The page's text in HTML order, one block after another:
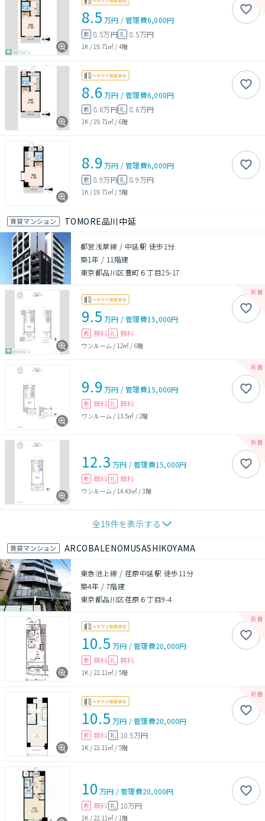
8.5 万円 /管理費6,000円
敷 8.5万円礼 8.5万円
1K /19.71㎡ / 4階
8.6 万円 /管理費6,000円
敷 8.6万円礼 8.6万円
1K /19.71㎡ / 6階
8.9 万円 /管理費6,000円
敷 8.9万円礼 8.9万円
1K / 19.71㎡ / 5階
賃貸マンション TOMORE品川中延
都営浅草線 / 中延駅 徒歩1分
築1年 / 11階建
東京都品川区豊町６丁目25-17
9.5 万円 /管理費15,000円
敷 無料 礼 無料
ワンルーム / 12㎡ / 6階
9.9 万円 /管理費15,000円
敷 無料 礼 無料
ワンルーム / 13.5㎡ / 2階
12.3 万円 /管理費15,000円
敷 無料 礼 無料
ワンルーム / 14.43㎡/3階
全19件を表示する
賃貸マンション ARCOBALENOMUSASHIKOYAMA
東急池上線 / 荏原中延駅 徒歩11分
築4年 / 7階建
東京都品川区荏原６丁目9-4
10.5 万円 /管理費20,000円
敷 無料 礼 無料
1K /22.11㎡ / 5階
10.5 万円 /管理費20,000円
敷 無料 礼 10.5万円
1K /22.11㎡ / 5階
10 万円 /管理費20,000円
敷 無料 礼 10万円
1K / 22.11㎡ / 1階